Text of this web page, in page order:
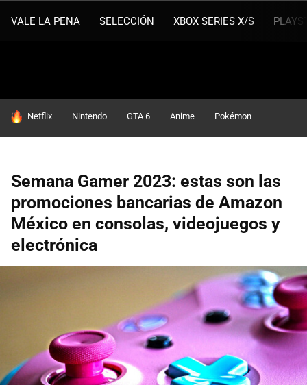
VALE LA PENA SELECCIÓN XBOX SERIES X/S
HOY SE HABLA DE
Netflix Nintendo GTA 6 Anime Pokémon
Semana Gamer 2023: estas son las
promociones bancarias de Amazon
México en consolas, videojuegos y
electrónica